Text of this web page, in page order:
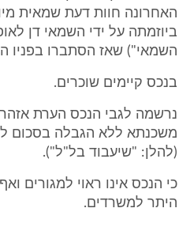
ביוזמתה על ידי השמאי דן
השמאי") שאז הסתברו בפניו
בנכס קיימים שוכרים.
נרשמה לגבי הנכס הערת
משכנתא ללא הגבלה בסכום
(להלן: "שיעבוד בל"ל").
כי הנכס אינו ראוי למגורים
היתר למשרדים.